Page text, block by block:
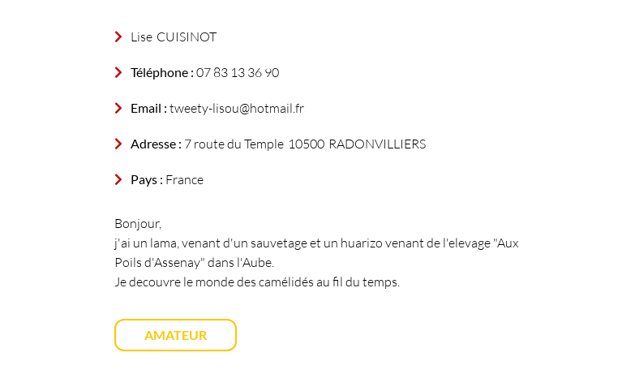
Lise CUISINOT
Téléphone : 07 83 13 36 90
Email : tweety-lisou@hotmail.fr
Adresse : 7 route du Temple 10500 RADONVILLIERS
Pays : France
Bonjour,
j'ai un lama, venant d'un sauvetage et un huarizo venant de l'elevage "Aux
Poils d'Assenay" dans l'Aube.
Je decouvre le monde des camélidés au fil du temps.
AMATEUR